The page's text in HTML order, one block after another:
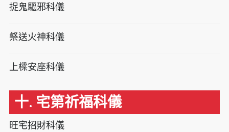
捉鬼驅邪科儀
祭送火神科儀
上樑安座科儀
十. 宅第祈福科儀
旺宅招財科儀